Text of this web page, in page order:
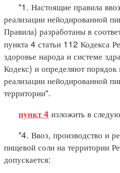
"1. Настоящие правила
реализации нейодированной
Правила) разработаны в
пункта 4 статьи 112 Кодекса
здоровье народа и системе
Кодекс) и определяют порядок
реализации нейодированной
территории".
пункт 4 изложить в
"4. Ввоз, производство и
пищевой соли на территории
допускается: